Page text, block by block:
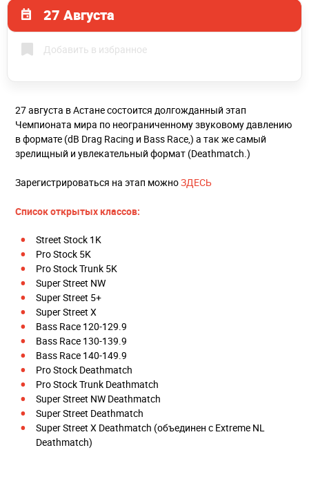
27 Августа
Добавить в избранное
27 августа в Астане состоится долгожданный этап
Чемпионата мира по неограниченному звуковому давлению
в формате (dB Drag Racing и Bass Race,) а так же самый
зрелищный и увлекательный формат (Deathmatch.)
Зарегистрироваться на этап можноЗДЕСЬ
Список открытых классов:
Street Stock 1K
Pro Stock 5K
Pro Stock Trunk 5K
Super Street NW
Super Street 5+
Super Street X
Bass Race 120-129.9
Bass Race 130-139.9
Bass Race 140-149.9
Pro Stock Deathmatch
Pro Stock Trunk Deathmatch
Super Street NW Deathmatch
Super Street Deathmatch
Super Street X Deathmatch (объединен с Extreme NL
Deathmatch)